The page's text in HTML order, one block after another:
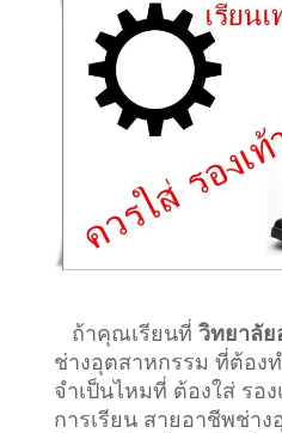
ถ้าคุณเรียนที่ วิทยาลัย
ช่างอุตสาหกรรม ที่ต้อง
จำเป็นไหมที่ ต้องใส่ รอ
การเรียน สายอาชีพช่าง